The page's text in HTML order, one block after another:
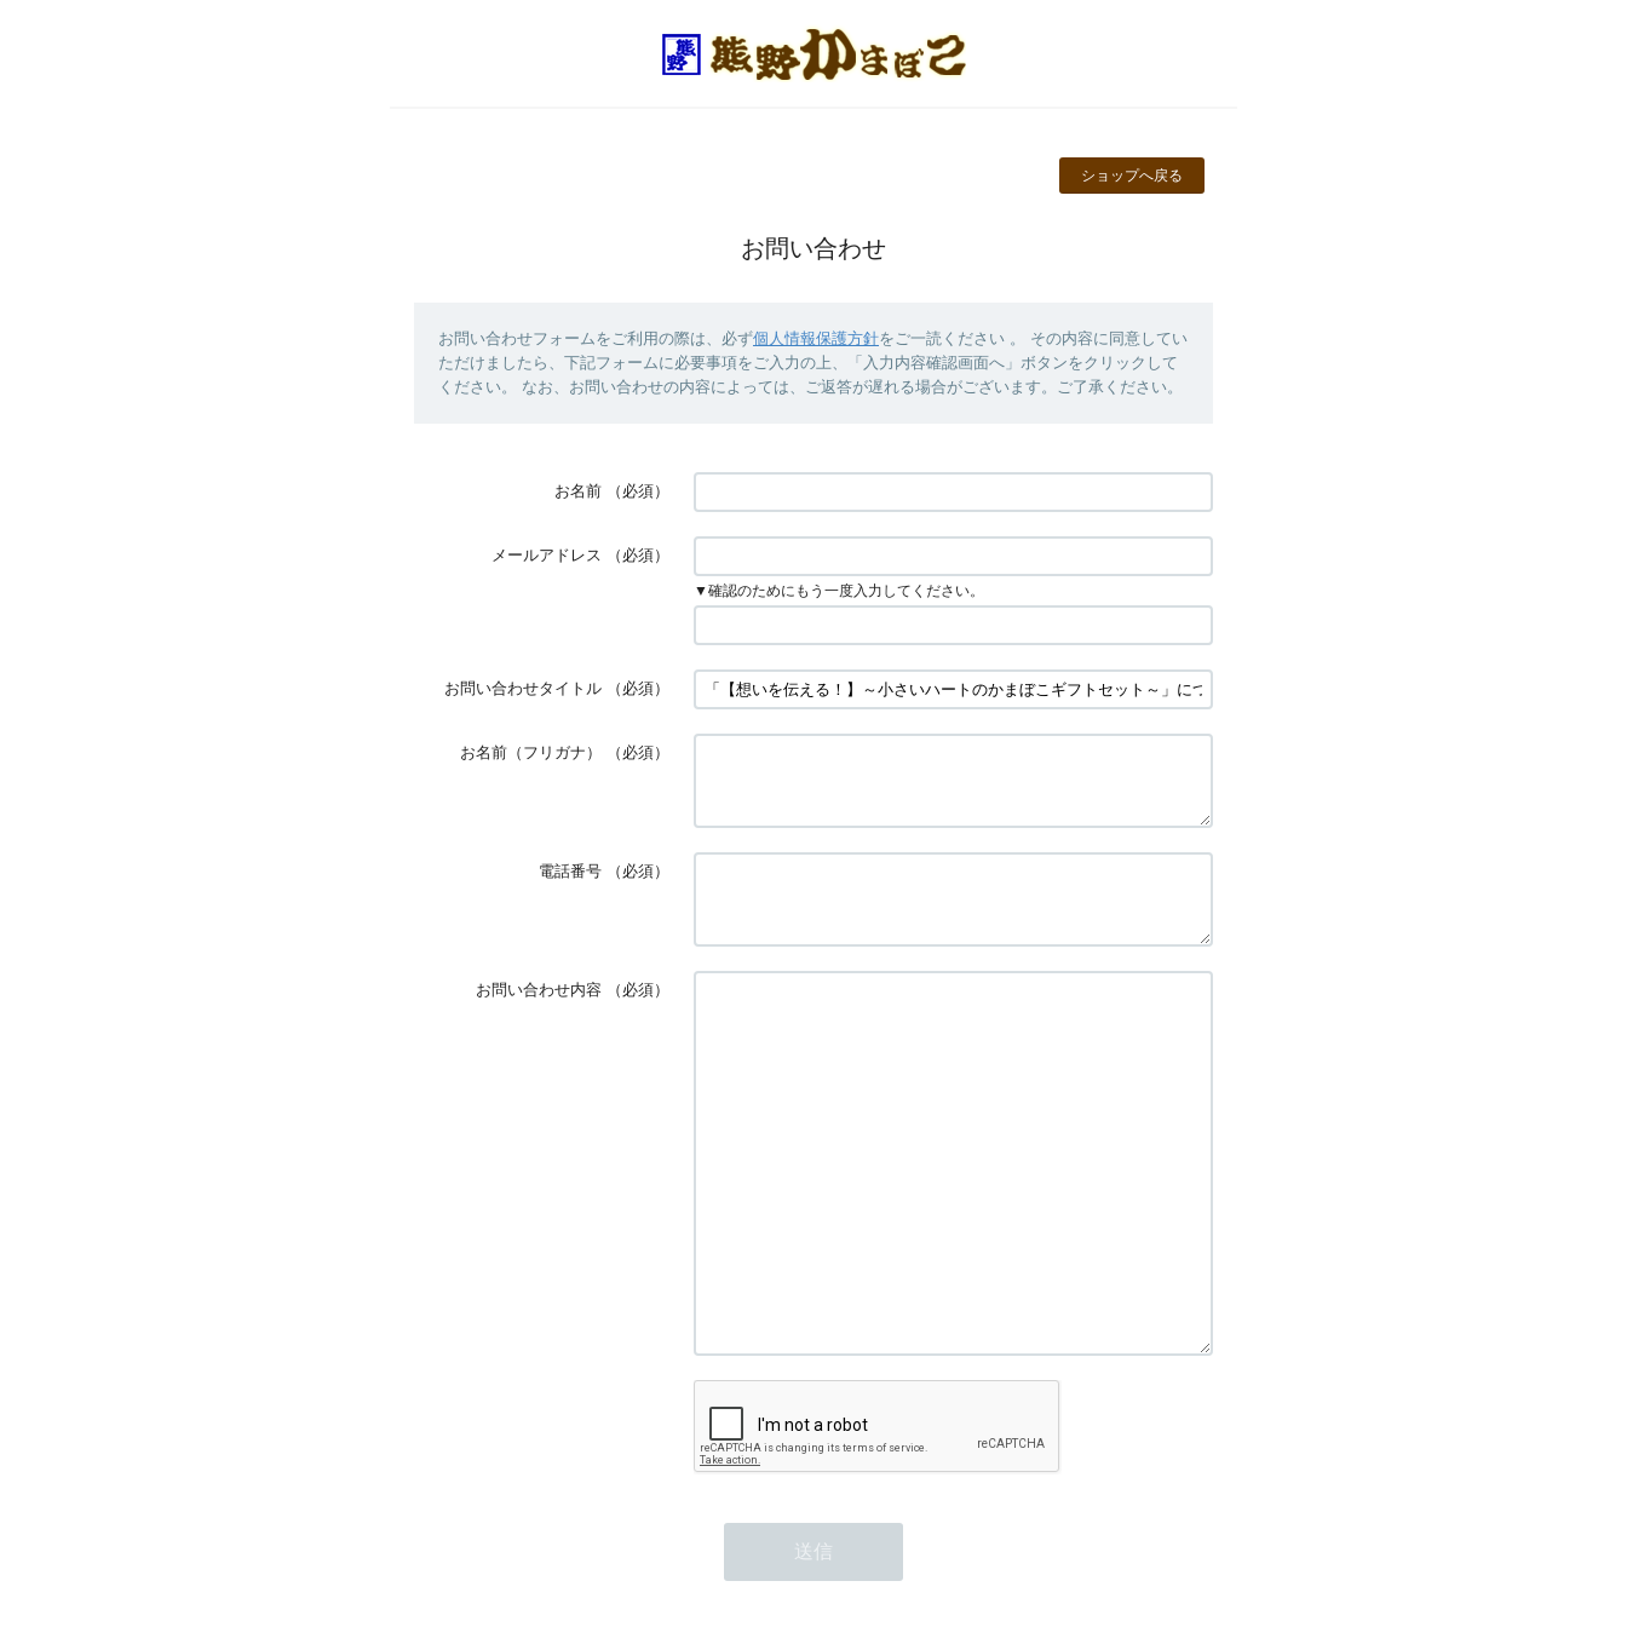
ショップへ戻る
お問い合わせ
お問い合わせフォームをご利用の際は、必ず個人情報保護方針をご一読ください 。 その内容に同意してい
ただけましたら、下記フォームに必要事項をご入力の上、「入力内容確認画面へ」ボタンをクリックして
ください。 なお、お問い合わせの内容によっては、ご返答が遅れる場合がございます。ご了承ください。
お名前 （必須）
メールアドレス （必須）
▼確認のためにもう一度入力してください。
お問い合わせタイトル （必須）
お名前（フリガナ） （必須）
電話番号 （必須）
お問い合わせ内容 （必須）